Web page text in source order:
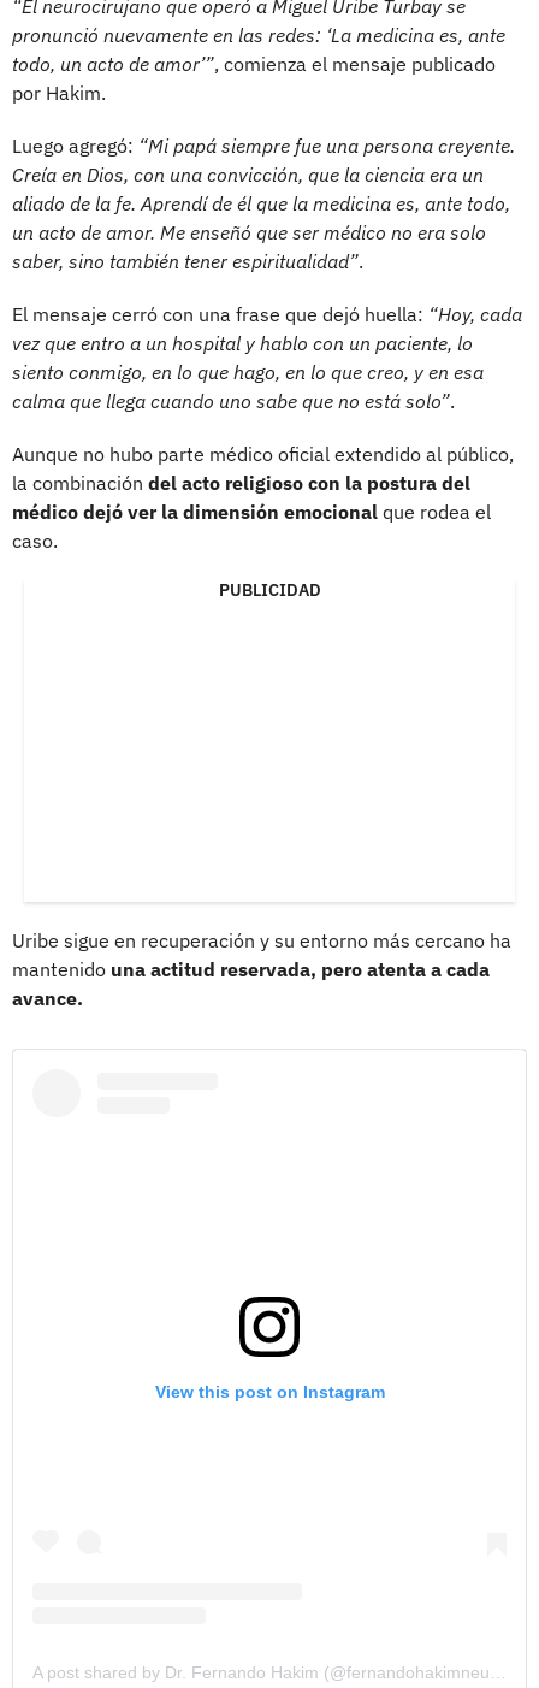
“El neurocirujano que operó a Miguel Uribe Turbay se
pronunció nuevamente en las redes: ‘La medicina es, ante
todo, un acto de amor’”, comienza el mensaje publicado
por Hakim.
Luego agregó: “Mi papá siempre fue una persona creyente.
Creía en Dios, con una convicción, que la ciencia era un
aliado de la fe. Aprendí de él que la medicina es, ante todo,
un acto de amor. Me enseñó que ser médico no era solo
saber, sino también tener espiritualidad”.
El mensaje cerró con una frase que dejó huella: “Hoy, cada
vez que entro a un hospital y hablo con un paciente, lo
siento conmigo, en lo que hago, en lo que creo, y en esa
calma que llega cuando uno sabe que no está solo”.
Aunque no hubo parte médico oficial extendido al público,
la combinación del acto religioso con la postura del
médico dejó ver la dimensión emocional que rodea el
caso.
PUBLICIDAD
Uribe sigue en recuperación y su entorno más cercano ha
mantenido una actitud reservada, pero atenta a cada
avance.
View this post on Instagram
A post shared by Dr. Fernando Hakim (@fernandohakimneurocirujano)